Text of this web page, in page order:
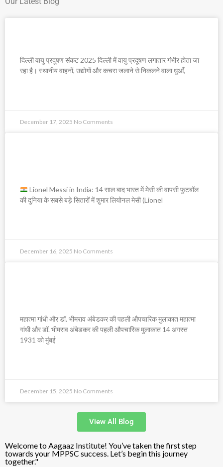
दिल्ली वायु प्रदूषण संकट 2025 दिल्ली में वायु प्रदूषण लगातार गंभीर होता जा
रहा है। स्थानीय वाहनों, उद्योगों और कचरा जलाने से निकलने वाला धुआँ,
December 17, 2025 No Comments
Lionel Messi in India: 14 साल बाद भारत में मेसी की वापसी फुटबॉल
की दुनिया के सबसे बड़े सितारों में शुमार लियोनल मेसी (Lionel
December 16, 2025 No Comments
महात्मा गांधी और डॉ. भीमराव अंबेडकर की पहली औपचारिक मुलाकात महात्मा
गांधी और डॉ. भीमराव अंबेडकर की पहली औपचारिक मुलाकात 14 अगस्त
1931 को मुंबई
December 15, 2025 No Comments
View All Blog
Welcome to Aagaaz Institute! You’ve taken the first step
towards your MPPSC success. Let’s begin this journey
together."